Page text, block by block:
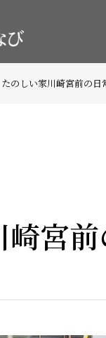
たのしい家川崎宮前の日
宮